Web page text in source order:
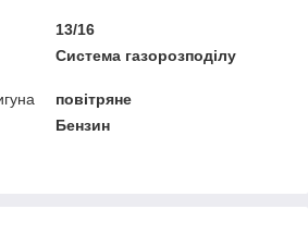
13/16
Система газорозподілу
повітряне
Бензин